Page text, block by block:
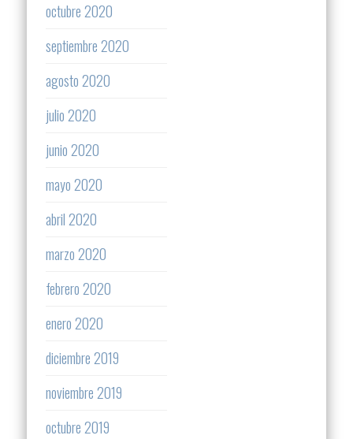
octubre 2020
septiembre 2020
agosto 2020
julio 2020
junio 2020
mayo 2020
abril 2020
marzo 2020
febrero 2020
enero 2020
diciembre 2019
noviembre 2019
octubre 2019